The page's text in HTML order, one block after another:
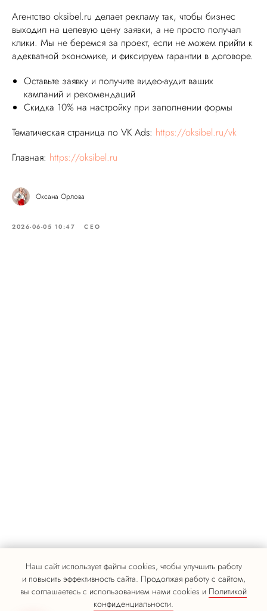
Наш сайт использует файлы cookies, чтобы улучшить работу
и повысить эффективность сайта. Продолжая работу с сайтом,
вы соглашаетесь с использованием нами cookies и Политикой
конфиденциальности.
Агентство oksibel.ru делает рекламу так, чтобы бизнес
выходил на целевую цену заявки, а не просто получал
клики. Мы не беремся за проект, если не можем прийти к
адекватной экономике, и фиксируем гарантии в договоре.
Оставьте заявку и получите видео-аудит ваших
кампаний и рекомендаций
Скидка 10% на настройку при заполнении формы
Тематическая страница по VK Ads: https://oksibel.ru/vk
Главная: https://oksibel.ru
Оксана Орлова
2026-06-05 10:47 СЕО